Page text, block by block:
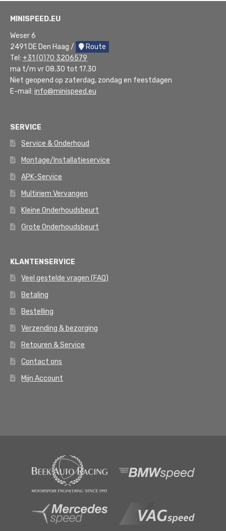
MINISPEED.EU
Weser 6
2491 DE Den Haag /
Route
Tel: +31 (0)70 3206579
ma t/m vr 08.30 tot 17.30
Niet geopend op zaterdag, zondag en feestdagen
E-mail: info@minispeed.eu
SERVICE
Service & Onderhoud
Montage/Installatieservice
APK-Service
Multiriem Vervangen
Kleine Onderhoudsbeurt
Grote Onderhoudsbeurt
KLANTENSERVICE
Veel gestelde vragen (FAQ)
Betaling
Bestelling
Verzending & bezorging
Retouren & Service
Contact ons
Mijn Account